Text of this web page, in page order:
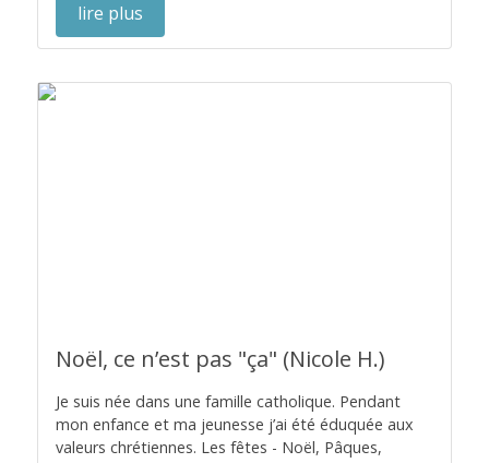
lire plus
Noël, ce n’est pas "ça" (Nicole H.)
Je suis née dans une famille catholique. Pendant
mon enfance et ma jeunesse j’ai été éduquée aux
valeurs chrétiennes. Les fêtes - Noël, Pâques,